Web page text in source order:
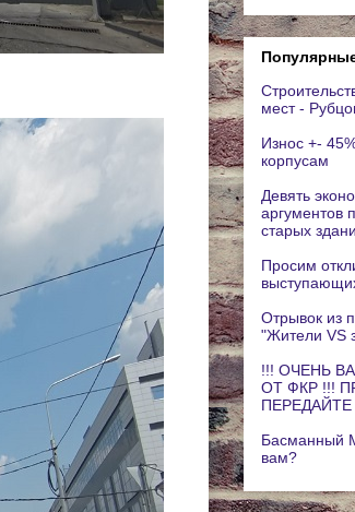
мест -
Износ +-
корпусам
Девять
аргументов
старых
Просим
Отрывок из
"Жители VS
!!! ОЧЕНЬ
ОТ ФКР !!!
Басманный
вам?